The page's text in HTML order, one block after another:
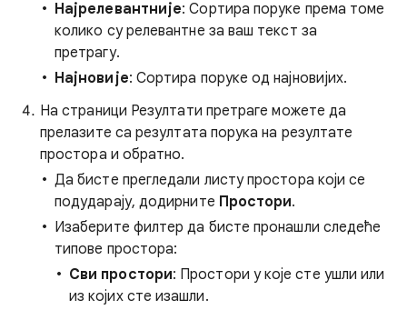
Најрелевантније: Сортира поруке према томе
колико су релевантне за ваш текст за
претрагу.
Најновије: Сортира поруке од најновијих.
На страници Резултати претраге можете да
прелазите са резултата порука на резултате
простора и обратно.
Да бисте прегледали листу простора који се
подударају, додирните Простори.
Изаберите филтер да бисте пронашли следеће
типове простора:
Сви простори: Простори у које сте ушли или
из којих сте изашли.